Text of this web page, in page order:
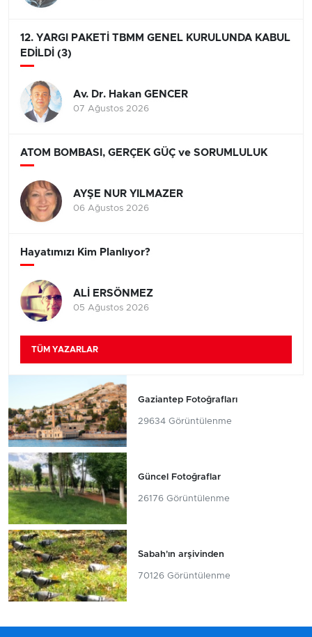
12. YARGI PAKETİ TBMM GENEL KURULUNDA KABUL
EDİLDİ (3)
Av. Dr. Hakan GENCER
07 Ağustos 2026
ATOM BOMBASI, GERÇEK GÜÇ ve SORUMLULUK
AYŞE NUR YILMAZER
06 Ağustos 2026
Hayatımızı Kim Planlıyor?
ALİ ERSÖNMEZ
05 Ağustos 2026
TÜM YAZARLAR
Gaziantep Fotoğrafları
29634 Görüntülenme
Güncel Fotoğraflar
26176 Görüntülenme
Sabah'ın arşivinden
70126 Görüntülenme